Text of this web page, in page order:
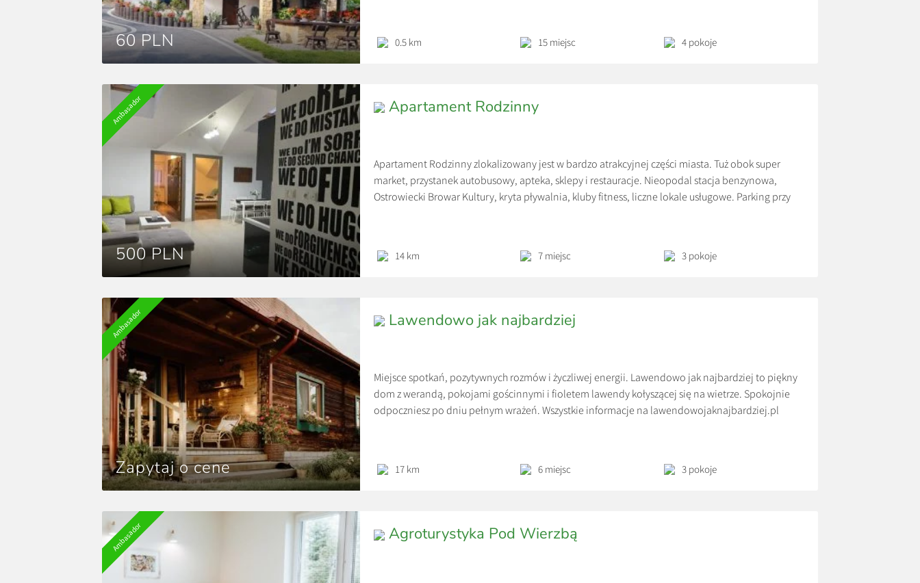
60 PLN 0.5 km 15 miejsc 4 pokoje
Ambasador
500 PLN
Apartament Rodzinny
Apartament Rodzinny zlokalizowany jest w bardzo atrakcyjnej części miasta. Tuż obok super
market, przystanek autobusowy, apteka, sklepy i restauracje. Nieopodal stacja benzynowa,
Ostrowiecki Browar Kultury, kryta pływalnia, kluby fitness, liczne lokale usługowe. Parking przy
14 km 7 miejsc 3 pokoje
Ambasador
Zapytaj o cene
Lawendowo jak najbardziej
Miejsce spotkań, pozytywnych rozmów i życzliwej energii. Lawendowo jak najbardziej to piękny
dom z werandą, pokojami gościnnymi i fioletem lawendy kołyszącej się na wietrze. Spokojnie
odpoczniesz po dniu pełnym wrażeń. Wszystkie informacje na lawendowojaknajbardziej.pl
17 km 6 miejsc 3 pokoje
Ambasador Agroturystyka Pod Wierzbą